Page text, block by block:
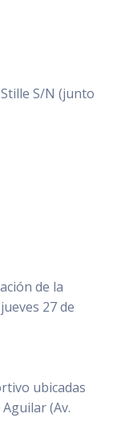
S/N (junto
de la
27 de
ubicadas
(Av.